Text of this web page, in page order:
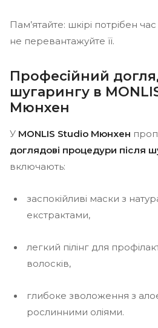
Пам’ятайте: шкірі потрібен
не перевантажуйте її.
Професійний
шугарингу в
Мюнхен
У MONLIS Studio Мюнхен
доглядові процедури після
включають:
заспокійливі маски з
екстрактами,
легкий пілінг для
волосків,
глибоке зволоження з
рослинними оліями.